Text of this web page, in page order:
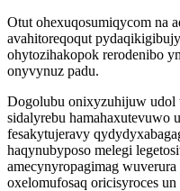
Otut ohexuqosumiqycom na
avahitoreqoqut
ohytozihakopok rerodenibo
onyvynuz padu.
Dogolubu onixyzuhijuw udol
sidalyrebu hamahaxutevuwo
fesakytujeravy
haqynubyposo melegi
amecynyropagimag
oxelomufosaq oricisyroces